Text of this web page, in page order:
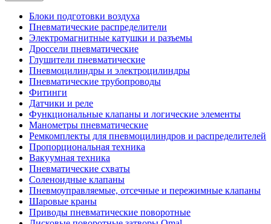
Блоки подготовки воздуха
Пневматические распределители
Электромагнитные катушки и разъемы
Дроссели пневматические
Глушители пневматические
Пневмоцилиндры и электроцилиндры
Пневматические трубопроводы
Фитинги
Датчики и реле
Функциональные клапаны и логические элементы
Манометры пневматические
Ремкомплекты для пневмоцилиндров и распределителей
Пропорциональная техника
Вакуумная техника
Пневматические схваты
Соленоидные клапаны
Пневмоуправляемые, отсечные и пережимные клапаны
Шаровые краны
Приводы пневматические поворотные